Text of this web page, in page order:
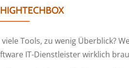
HIGHTECHBOX
viele Tools, zu wenig Überblick?
IT-Dienstleister wirklich